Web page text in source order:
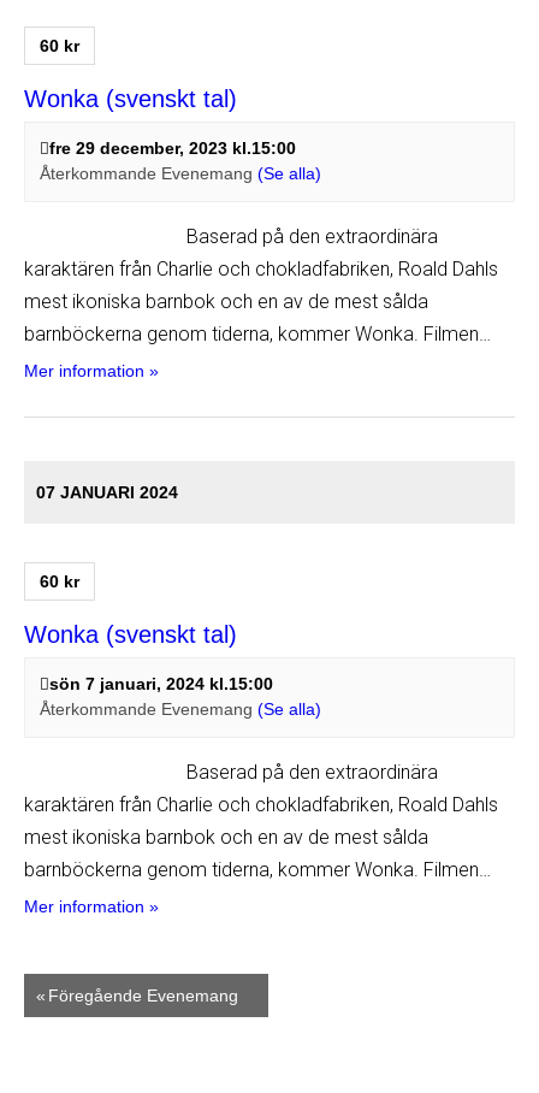
60 kr
Wonka (svenskt tal)
fre 29 december, 2023 kl.15:00
Återkommande Evenemang (Se alla)
Baserad på den extraordinära
karaktären från Charlie och chokladfabriken, Roald Dahls
mest ikoniska barnbok och en av de mest sålda
barnböckerna genom tiderna, kommer Wonka. Filmen…
Mer information »
07 JANUARI 2024
60 kr
Wonka (svenskt tal)
sön 7 januari, 2024 kl.15:00
Återkommande Evenemang (Se alla)
Baserad på den extraordinära
karaktären från Charlie och chokladfabriken, Roald Dahls
mest ikoniska barnbok och en av de mest sålda
barnböckerna genom tiderna, kommer Wonka. Filmen…
Mer information »
« Föregående Evenemang